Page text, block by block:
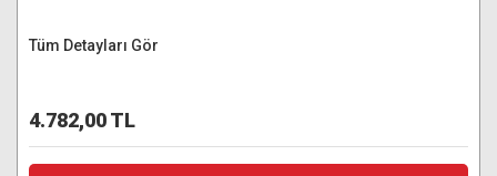
Tüm Detayları Gör
4.782,00 TL